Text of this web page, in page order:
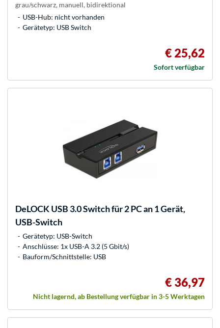
grau/schwarz, manuell, bidirektional
USB-Hub: nicht vorhanden
Gerätetyp: USB Switch
€ 25,62
Sofort verfügbar
DeLOCK USB 3.0 Switch für 2 PC an 1 Gerät,
USB-Switch
Gerätetyp: USB-Switch
Anschlüsse: 1x USB-A 3.2 (5 Gbit/s)
Bauform/Schnittstelle: USB
€ 36,97
Nicht lagernd, ab Bestellung verfügbar in 3-5 Werktagen